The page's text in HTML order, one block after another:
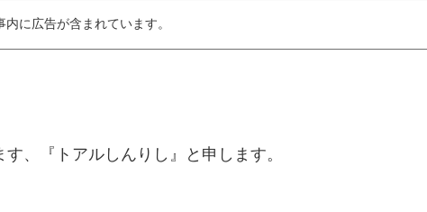
内に広告が含まれています。
、『トアルしんりし』と申します。